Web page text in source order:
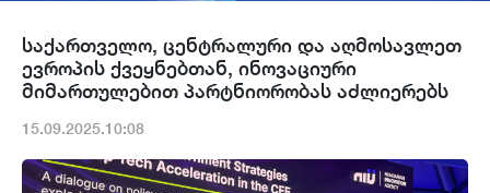
საქართველო, ცენტრალური და აღმოსავლეთ
ევროპის ქვეყნებთან, ინოვაციური
მიმართულებით პარტნიორობას აძლიერებს
15.09.2025.10:08